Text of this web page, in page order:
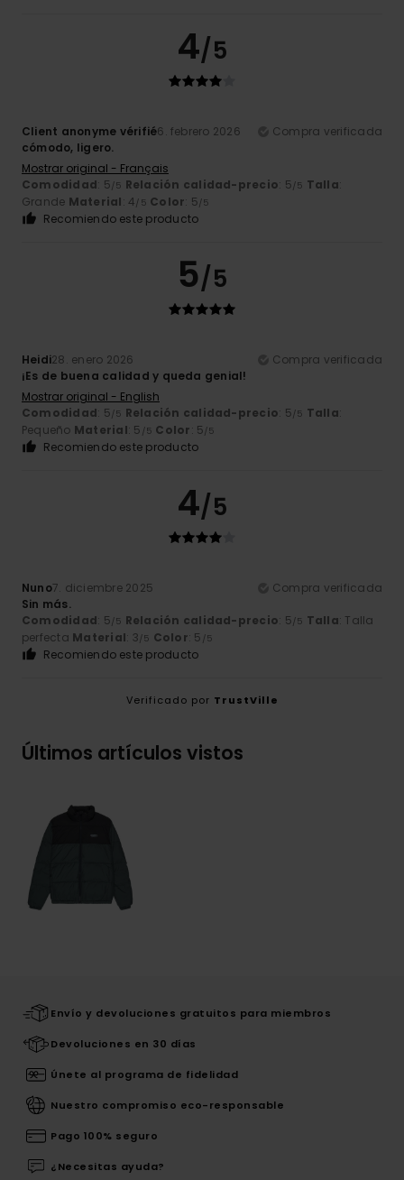
4/5
Client anonyme vérifié6. febrero 2026
Compra verificada
cómodo, ligero.
Mostrar original - Français
Comodidad: 5/5 Relación calidad-precio: 5/5 Talla:
Grande Material: 4/5 Color: 5/5
Recomiendo este producto
5/5
Heidi28. enero 2026
Compra verificada
¡Es de buena calidad y queda genial!
Mostrar original - English
Comodidad: 5/5 Relación calidad-precio: 5/5 Talla:
Pequeño Material: 5 /5 Color: 5/5
Recomiendo este producto
4/5
Nuno7. diciembre 2025
Compra verificada
Sin más.
Comodidad: 5/5 Relación calidad-precio: 5/5 Talla: Talla
perfecta Material: 3/5 Color: 5 /5
Recomiendo este producto
Verificado por TrustVille
Últimos artículos vistos
Envío y devoluciones gratuitos para miembros
Devoluciones en 30 días
Únete al programa de fidelidad
Nuestro compromiso eco-responsable
Pago 100% seguro
¿Necesitas ayuda?